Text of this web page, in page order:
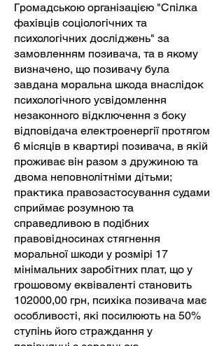
Громадською організацією "Спілка
фахівців соціологічних та
психологічних досліджень" за
замовленням позивача, та в якому
визначено, що позивачу була
завдана моральна шкода внаслідок
психологічного усвідомлення
незаконного відключення з боку
відповідача електроенергії протягом
6 місяців в квартирі позивача, в якій
проживає він разом з дружиною та
двома неповнолітніми дітьми;
практика правозастосування судами
сприймає розумною та
справедливою в подібних
правовідносинах стягнення
моральної шкоди у розмірі 17
мінімальних заробітних плат, що у
грошовому еквіваленті становить
102000,00 грн, психіка позивача має
особливості, які посилюють на 50%
ступінь його страждання у